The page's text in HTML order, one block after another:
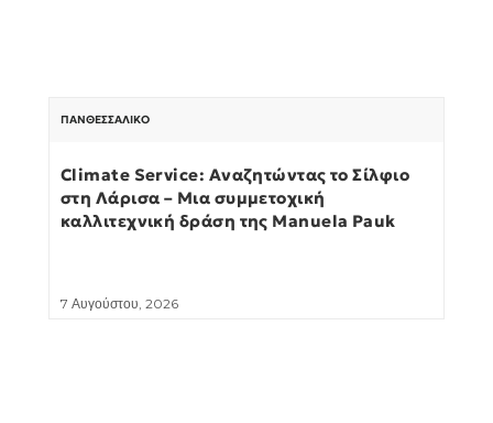
ΠΑΝΘΕΣΣΑΛΙΚΌ
Climate Service: Αναζητώντας το Σίλφιο
στη Λάρισα – Μια συμμετοχική
καλλιτεχνική δράση της Manuela Pauk
7 Αυγούστου, 2026